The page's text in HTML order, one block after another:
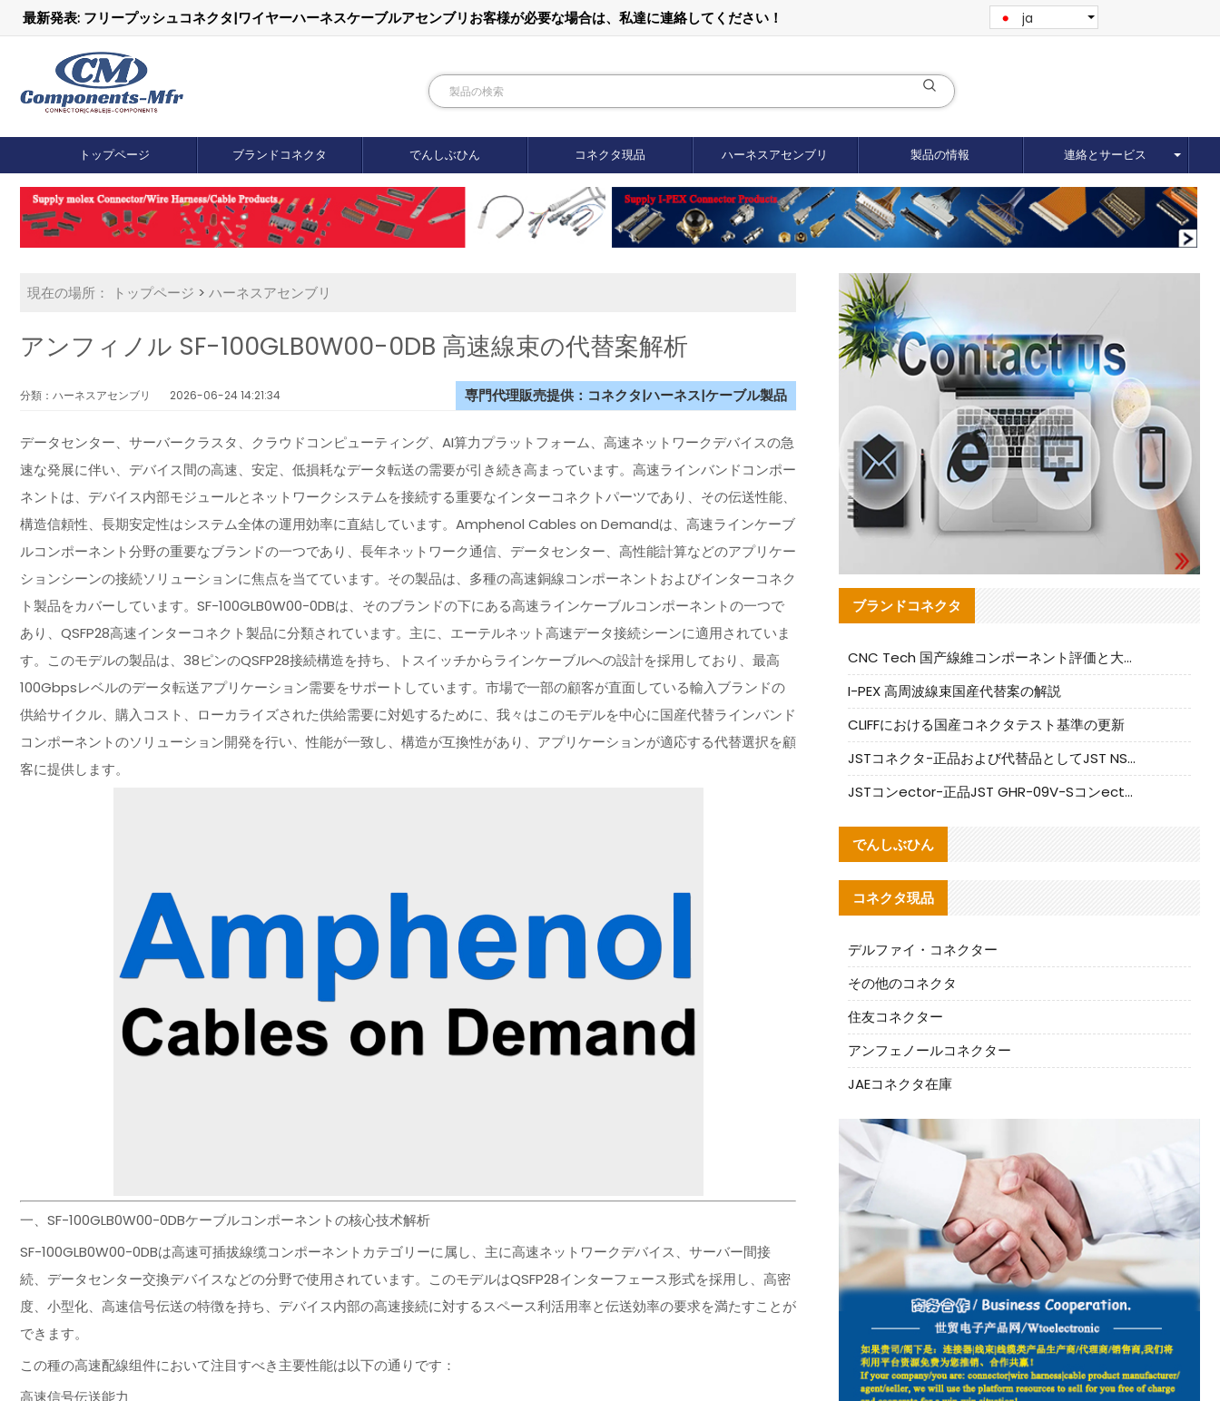
最新発表: フリープッシュコネクタ|ワイヤーハーネスケーブルアセンブリお客様が必要な場合は、私達に連絡してください！ ja
トップページ ブランドコネクタ でんしぶひん コネクタ現品 ハーネスアセンブリ 製品の情報 連絡とサービス
現在の場所： トップページ > ハーネスアセンブリ
アンフィノル SF-100GLB0W00-0DB 高速線束の代替案解析
分類：ハーネスアセンブリ 2026-06-24 14:21:34 専門代理販売提供：コネクタ|ハーネス|ケーブル製品
データセンター、サーバークラスタ、クラウドコンピューティング、AI算力プラットフォーム、高速ネットワークデバイスの急
速な発展に伴い、デバイス間の高速、安定、低損耗なデータ転送の需要が引き続き高まっています。高速ラインバンドコンポー
ネントは、デバイス内部モジュールとネットワークシステムを接続する重要なインターコネクトパーツであり、その伝送性能、
構造信頼性、長期安定性はシステム全体の運用効率に直結しています。Amphenol Cables on Demandは、高速ラインケーブ
ルコンポーネント分野の重要なブランドの一つであり、長年ネットワーク通信、データセンター、高性能計算などのアプリケー
ションシーンの接続ソリューションに焦点を当てています。その製品は、多種の高速銅線コンポーネントおよびインターコネク
ト製品をカバーしています。SF-100GLB0W00-0DBは、そのブランドの下にある高速ラインケーブルコンポーネントの一つで
あり、QSFP28高速インターコネクト製品に分類されています。主に、エーテルネット高速データ接続シーンに適用されていま
す。このモデルの製品は、38ピンのQSFP28接続構造を持ち、トスイッチからラインケーブルへの設計を採用しており、最高
100Gbpsレベルのデータ転送アプリケーション需要をサポートしています。市場で一部の顧客が直面している輸入ブランドの
供給サイクル、購入コスト、ローカライズされた供給需要に対処するために、我々はこのモデルを中心に国産代替ラインバンド
コンポーネントのソリューション開発を行い、性能が一致し、構造が互換性があり、アプリケーションが適応する代替選択を顧
客に提供します。
一、SF-100GLB0W00-0DBケーブルコンポーネントの核心技术解析
SF-100GLB0W00-0DBは高速可插拔線缆コンポーネントカテゴリーに属し、主に高速ネットワークデバイス、サーバー間接
続、データセンター交換デバイスなどの分野で使用されています。このモデルはQSFP28インターフェース形式を採用し、高密
度、小型化、高速信号伝送の特徴を持ち、デバイス内部の高速接続に対するスペース利活用率と伝送効率の要求を満たすことが
できます。
この種の高速配線组件において注目すべき主要性能は以下の通りです：
高速信号伝送能力
ブランドコネクタ
CNC Tech 国产線維コンポーネント評価と大量生産適合ガイド
I-PEX 高周波線束国産代替案の解説
CLIFFにおける国産コネクタテスト基準の更新
JSTコネクタ-正品および代替品としてJST NSHR-02V-Sコネクタを提供します
JSTコンector-正品JST GHR-09V-Sコンector|代替品提供
でんしぶひん
コネクタ現品
デルファイ・コネクター
その他のコネクタ
住友コネクター
アンフェノールコネクター
JAEコネクタ在庫